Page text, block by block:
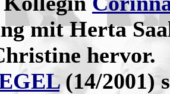
mit Herta
hervor.
(14/2001)